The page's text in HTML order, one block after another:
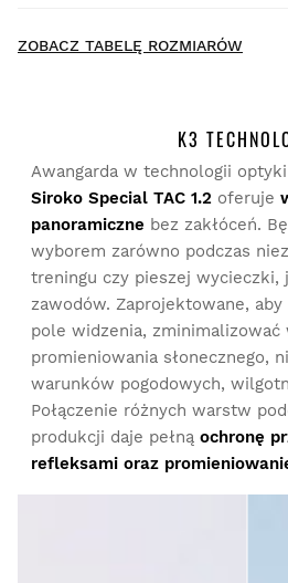
Przymierz produkty spokojnie i
dokonanie zwrotu masz 30 dni od
zamówienia.
Z poziomu konta użytkownika
zwrócić produkt.
Zwrot pieniędzy na oryginalną
ZOBACZ TABELĘ ROZMIARÓW
K3
Awangarda w technologii
Siroko Special TAC 1.2 oferuje
panoramiczne bez zakłóceń.
wyborem zarówno podczas
treningu czy pieszej wycieczki,
zawodów. Zaprojektowane,
pole widzenia, zminimalizować
promieniowania słonecznego,
warunków pogodowych,
Połączenie różnych warstw
produkcji daje pełną ochronę
refleksami oraz